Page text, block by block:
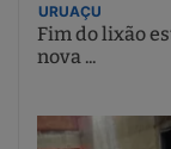
URUAÇU
Fim do lixão
nova ...